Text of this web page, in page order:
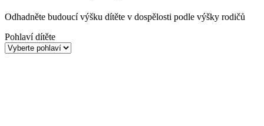
Odhadněte budoucí výšku dítěte v dospělosti podle výšky rodičů
Pohlaví dítěte